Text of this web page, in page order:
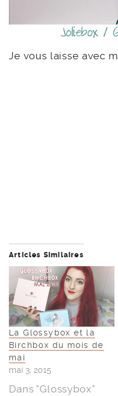
Je vous laisse avec
Articles Similaires
La Glossybox et la
Birchbox du mois de
mai
mai 3, 2015
Dans "Glossybox"